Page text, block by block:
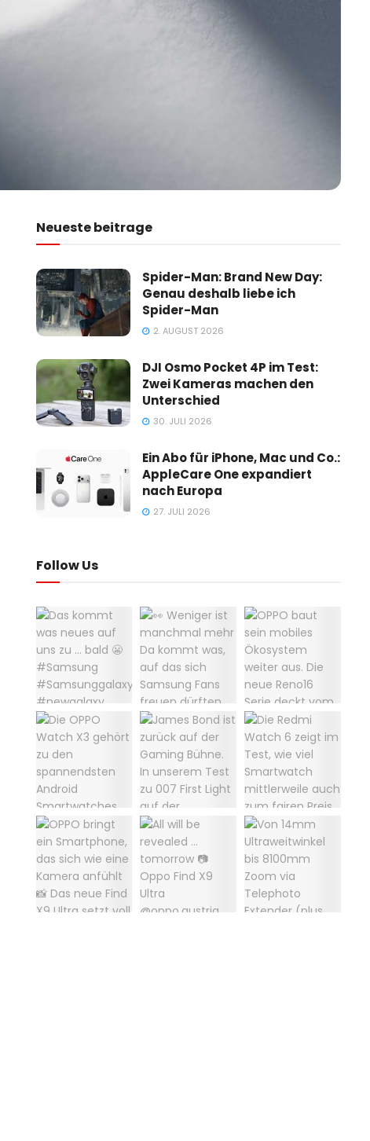
Neueste beitrage
Spider-Man: Brand New Day:
Genau deshalb liebe ich
Spider-Man
2. AUGUST 2026
DJI Osmo Pocket 4P im Test:
Zwei Kameras machen den
Unterschied
30. JULI 2026
Ein Abo für iPhone, Mac und Co.:
AppleCare One expandiert
nach Europa
27. JULI 2026
Follow Us